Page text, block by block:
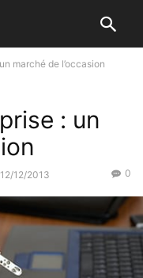
marché de l’occasion
: un
12/12/2013 0